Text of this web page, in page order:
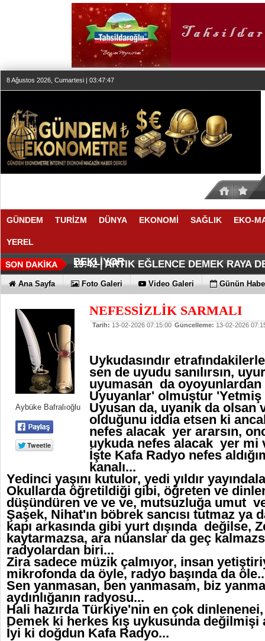
8 Ağustos 2026, Cumartesi | 03:47:47
GÜNDEM TURİZM DÜNYA EKONOMİ SAĞLIK EKO-
YEREL
20:00 |SEKTÖR, İSTİKRARLI BÜYÜME
BEKLİYOR
19:58 |MAKYÖZ CANSU DURKUN'DAN
19:42 |ARTIK EĞLENCE DEMEK RAYA
19:38 |İŞTE OYAK ÇİMENTO FARKI
19:36 |HER YÖNÜYLE MAXİMUM
19:30 |ÜÇÜNCÜ KEZ BULUTLARIN
19:27 |HOMEPORT STRATEJİSİ
SAĞLIYOR
07:09 |İŞTE O 500
Ana Sayfa Foto Galeri Video Galeri Günün
Aybüke Bafralıoğlu
NEFESSİZLİK SARMALI
Tarih: 13-02-2026 07:15:00 Güncelleme: 13-02-2026
Uykudasındır
sen de uyudu sanılırsın,
uyumasan da
Uyuyanlar' olmuştur
Uyusan da, uyanık da olsan
olduğunu iddia etsen ki
nefes alacak yer ararsın,
uykuda nefes alacak yer mi
İşte Kafa Radyo nefes
kanalı...
Yedinci yaşını kutulor, yedi yıldır
Okullarda öğretildiği gibi, öğreten ve
düşündüren ve ve ve, mutsuzluğa umut
Şaşek, Nihat'ın böbrek sancısı tutmaz ya
kapı arkasında gibi yurt dışında değilse,
kaytarmazsa, ara nüanslar da geç
radyolardan biri...
Zira sadece müzik çalmıyor, insan
mikrofonda da öyle, radyo başında da
Sen yanmasan, ben yanmasam, biz
aydınlığanın radyosu...
Hali hazırda Türkiye'nin en çok
Demek ki herkes kış uykusunda değilmişi
İyi ki doğdun Kafa Radyo...